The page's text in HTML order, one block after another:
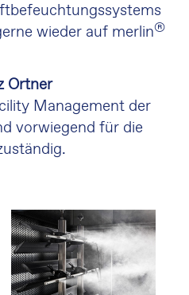
wieder auf merlin®
Ortner
Management der
vorwiegend für die